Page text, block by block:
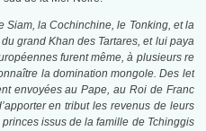
Siam, la Cochinchine, le Tonking, et la
grand Khan des Tartares, et lui paya
furent même, à plusieurs re
la domination mongole. Des let
envoyées au Pape, au Roi de Franc
en tribut les revenus de leurs
issus de la famille de Tchinggis